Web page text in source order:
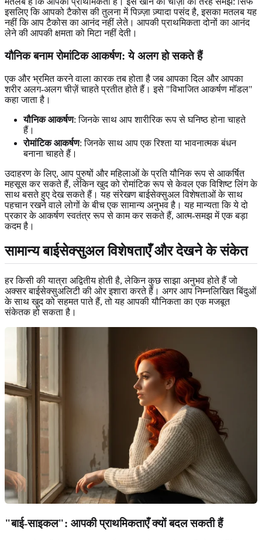
इसलिए कि आपको टैकोस की तुलना में पिज़्ज़ा ज़्यादा पसंद है, इसका मतलब यह
नहीं कि आप टैकोस का आनंद नहीं लेते। आपकी प्राथमिकता दोनों का आनंद
लेने की आपकी क्षमता को मिटा नहीं देती।
यौनिक बनाम रोमांटिक आकर्षण: ये अलग हो सकते हैं
एक और भ्रमित करने वाला कारक तब होता है जब आपका दिल और आपका
शरीर अलग-अलग चीज़ें चाहते प्रतीत होते हैं। इसे "विभाजित आकर्षण मॉडल"
कहा जाता है।
यौनिक आकर्षण: जिनके साथ आप शारीरिक रूप से घनिष्ठ होना चाहते
हैं।
रोमांटिक आकर्षण: जिनके साथ आप एक रिश्ता या भावनात्मक बंधन
बनाना चाहते हैं।
उदाहरण के लिए, आप पुरुषों और महिलाओं के प्रति यौनिक रूप से आकर्षित
महसूस कर सकते हैं, लेकिन खुद को रोमांटिक रूप से केवल एक विशिष्ट लिंग के
साथ बसते हुए देख सकते हैं। यह संरेखण बाईसेक्सुअल विशेषताओं के साथ
पहचान रखने वाले लोगों के बीच एक सामान्य अनुभव है। यह मान्यता कि ये दो
प्रकार के आकर्षण स्वतंत्र रूप से काम कर सकते हैं, आत्म-समझ में एक बड़ा
कदम है।
सामान्य बाईसेक्सुअल विशेषताएँ और देखने के संकेत
हर किसी की यात्रा अद्वितीय होती है, लेकिन कुछ साझा अनुभव होते हैं जो
अक्सर बाईसेक्सुअलिटी की ओर इशारा करते हैं। अगर आप निम्नलिखित बिंदुओं
के साथ खुद को सहमत पाते हैं, तो यह आपकी यौनिकता का एक मजबूत
संकेतक हो सकता है।
"बाई-साइकल": आपकी प्राथमिकताएँ क्यों बदल सकती हैं